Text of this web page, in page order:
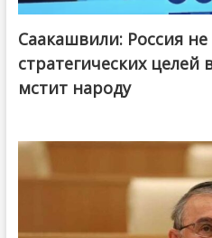
Саакашвили: Россия не
стратегических целей
мстит народу